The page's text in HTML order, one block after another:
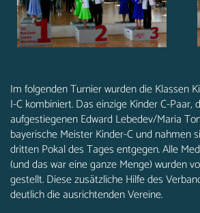
Im folgenden Turnier wurden die Klassen
I-C kombiniert. Das einzige Kinder C-Paar,
aufgestiegenen Edward Lebedev/Maria
bayerische Meister Kinder-C und nahmen
dritten Pokal des Tages entgegen. Alle
(und das war eine ganze Menge) wurden
gestellt. Diese zusätzliche Hilfe des
deutlich die ausrichtenden Vereine.